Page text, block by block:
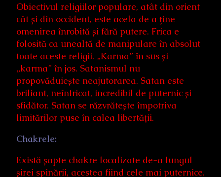
Obiectivul religiilor populare, atât din orient
cât și din occident, este acela de a ține
omenirea înrobită și fără putere. Frica e
folosită ca unealtă de manipulare în absolut
toate aceste religii. „Karma” în sus și
„karma” în jos. Satanismul nu
propovăduiește neajutorarea. Satan este
briliant, neînfricat, incredibil de puternic și
sfidător. Satan se răzvrătește împotriva
limitărilor puse în calea libertății.
Chakrele:
Există șapte chakre localizate de-a lungul
șirei spinării, acestea fiind cele mai puternice.